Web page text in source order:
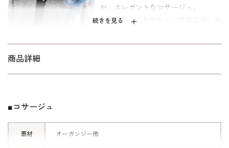
続きを見る
が、エレガントなコサージュ。
ふんわりとしたやさしい雰囲気の、丸
商品詳細
■コサージュ
素材 オーガンジー他